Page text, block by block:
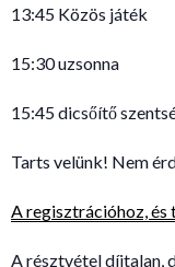
13:45 Közös játék
15:30 uzsonna
15:45 dicsőítő
Tarts velünk! Nem
A regisztrációhoz,
A résztvétel díjtalan,